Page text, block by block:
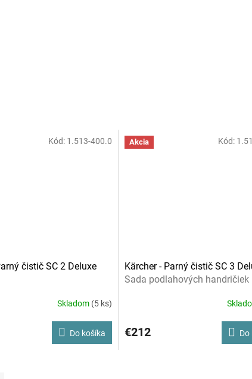
čistič SC 2 Deluxe
Skladom (5 ks)
Do košíka
Kód: 1.513-400.0 Akcia
Kärcher - Parný čistič SC 3
Sada podlahových handričiek
€212 Do
Kód: